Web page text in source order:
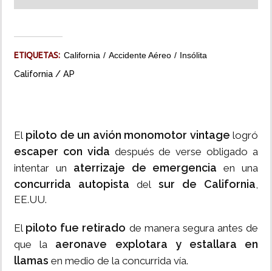
ETIQUETAS: California Accidente Aéreo Insólita
California / AP
El piloto de un avión monomotor vintage logró
escaper con vida después de verse obligado a
intentar un aterrizaje de emergencia en una
concurrida autopistadel sur de California,
EE.UU.
El piloto fue retirado de manera segura antes de
que la aeronave explotara y estallara en
llamas en medio de la concurrida vía.